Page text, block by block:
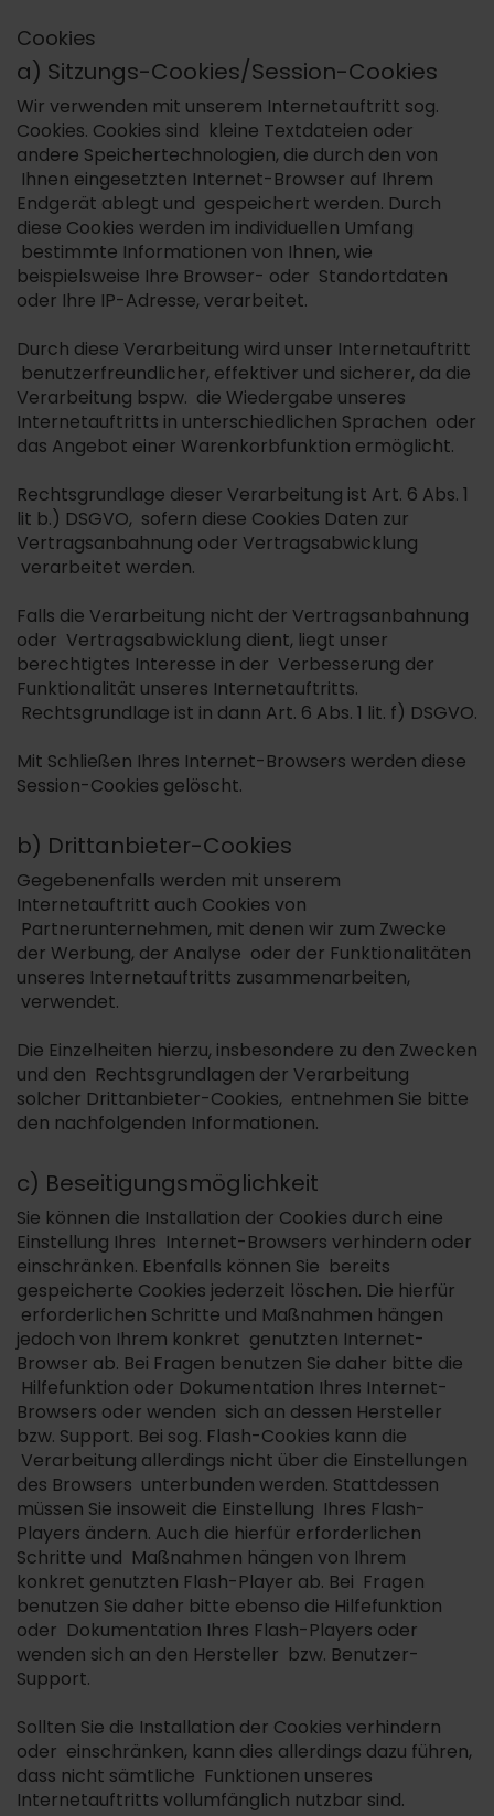
Cookies
a) Sitzungs-Cookies/Session-Cookies
Wir verwenden mit unserem Internetauftritt sog.
Cookies. Cookies sind kleine Textdateien oder
andere Speichertechnologien, die durch den von
Ihnen eingesetzten Internet-Browser auf Ihrem
Endgerät ablegt und gespeichert werden. Durch
diese Cookies werden im individuellen Umfang
bestimmte Informationen von Ihnen, wie
beispielsweise Ihre Browser- oder Standortdaten
oder Ihre IP-Adresse, verarbeitet.
Durch diese Verarbeitung wird unser Internetauftritt
benutzerfreundlicher, effektiver und sicherer, da die
Verarbeitung bspw. die Wiedergabe unseres
Internetauftritts in unterschiedlichen Sprachen oder
das Angebot einer Warenkorbfunktion ermöglicht.
Rechtsgrundlage dieser Verarbeitung ist Art. 6 Abs. 1
lit b.) DSGVO, sofern diese Cookies Daten zur
Vertragsanbahnung oder Vertragsabwicklung
verarbeitet werden.
Falls die Verarbeitung nicht der Vertragsanbahnung
oder Vertragsabwicklung dient, liegt unser
berechtigtes Interesse in der Verbesserung der
Funktionalität unseres Internetauftritts.
Rechtsgrundlage ist in dann Art. 6 Abs. 1 lit. f) DSGVO.
Mit Schließen Ihres Internet-Browsers werden diese
Session-Cookies gelöscht.
b) Drittanbieter-Cookies
Gegebenenfalls werden mit unserem
Internetauftritt auch Cookies von
Partnerunternehmen, mit denen wir zum Zwecke
der Werbung, der Analyse oder der Funktionalitäten
unseres Internetauftritts zusammenarbeiten,
verwendet.
Die Einzelheiten hierzu, insbesondere zu den Zwecken
und den Rechtsgrundlagen der Verarbeitung
solcher Drittanbieter-Cookies, entnehmen Sie bitte
den nachfolgenden Informationen.
c) Beseitigungsmöglichkeit
Sie können die Installation der Cookies durch eine
Einstellung Ihres Internet-Browsers verhindern oder
einschränken. Ebenfalls können Sie bereits
gespeicherte Cookies jederzeit löschen. Die hierfür
erforderlichen Schritte und Maßnahmen hängen
jedoch von Ihrem konkret genutzten Internet-
Browser ab. Bei Fragen benutzen Sie daher bitte die
Hilfefunktion oder Dokumentation Ihres Internet-
Browsers oder wenden sich an dessen Hersteller
bzw. Support. Bei sog. Flash-Cookies kann die
Verarbeitung allerdings nicht über die Einstellungen
des Browsers unterbunden werden. Stattdessen
müssen Sie insoweit die Einstellung Ihres Flash-
Players ändern. Auch die hierfür erforderlichen
Schritte und Maßnahmen hängen von Ihrem
konkret genutzten Flash-Player ab. Bei Fragen
benutzen Sie daher bitte ebenso die Hilfefunktion
oder Dokumentation Ihres Flash-Players oder
wenden sich an den Hersteller bzw. Benutzer-
Support.
Sollten Sie die Installation der Cookies verhindern
oder einschränken, kann dies allerdings dazu führen,
dass nicht sämtliche Funktionen unseres
Internetauftritts vollumfänglich nutzbar sind.